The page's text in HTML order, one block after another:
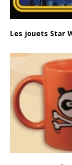
Les jouets Star